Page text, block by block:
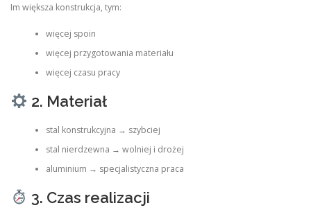
Im większa konstrukcja, tym:
więcej spoin
więcej przygotowania materiału
więcej czasu pracy
2. Materiał
stal konstrukcyjna → szybciej
stal nierdzewna → wolniej i drożej
aluminium → specjalistyczna praca
3. Czas realizacji